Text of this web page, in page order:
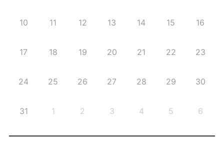
10 11 12 13 14 15 16
17 18 19 20 21 22 23
24 25 26 27 28 29 30
31 1 2 3 4 5 6